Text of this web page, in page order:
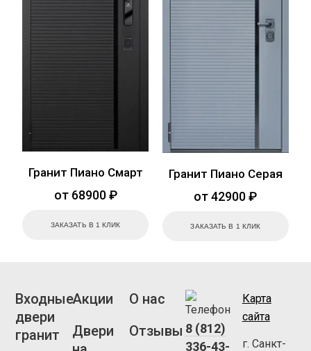
Гранит Пиано Смарт
от 68900 ₽
ЗАКАЗАТЬ В 1 КЛИК
Гранит Пиано Серая
от 42900 ₽
ЗАКАЗАТЬ В 1 КЛИК
Входные
двери
гранит
Акции
Двери
О нас
Отзывы 8 (812)
336-43-
Карта
сайта
г. Санкт-